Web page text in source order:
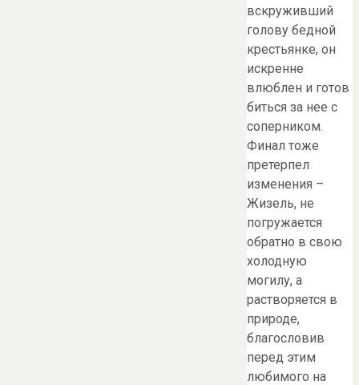
вскруживший
голову бедной
крестьянке, он
искренне
влюблен и готов
биться за нее с
соперником.
Финал тоже
претерпел
изменения –
Жизель, не
погружается
обратно в свою
холодную
могилу, а
растворяется в
природе,
благословив
перед этим
любимого на